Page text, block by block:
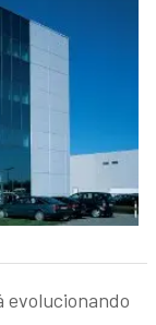
evolucionando